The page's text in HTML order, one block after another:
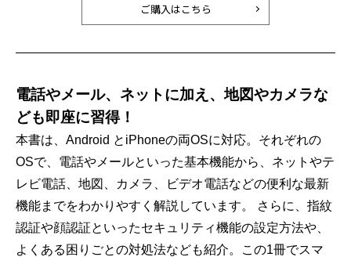
ご購入はこちら
電話やメール、ネットに加え、地図やカメラな
ども即座に習得！
本書は、Android とiPhoneの両OSに対応。それぞれの
OSで、電話やメールといった基本機能から、ネットやテ
レビ電話、地図、カメラ、ビデオ電話などの便利な最新
機能までをわかりやすく解説しています。 さらに、指紋
認証や顔認証といったセキュリティ機能の設定方法や、
よくある困りごとの対処法なども紹介。この1冊でスマ